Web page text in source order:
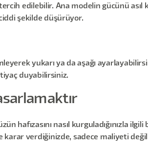
edilebilir. Ana modelin gücünü asıl
şekilde düşürüyor.
yukarı ya da aşağı
duyabilirsiniz.
hafızasını nasıl kurguladığınızla
verdiğinizde, sadece maliyeti